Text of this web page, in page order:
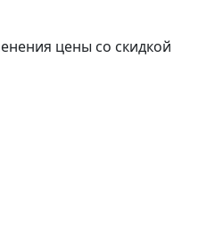
цены со скидкой